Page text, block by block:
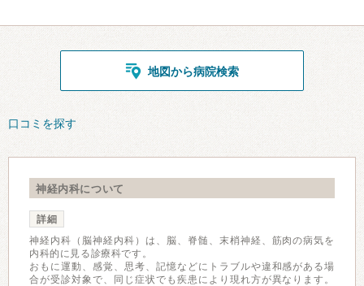
地図から病院検索
口コミを探す
神経内科について
詳細
神経内科（脳神経内科）は、脳、脊髄、末梢神経、筋肉の病気を
内科的に見る診療科です。
おもに運動、感覚、思考、記憶などにトラブルや違和感がある場
合が受診対象で、同じ症状でも疾患により現れ方が異なります。